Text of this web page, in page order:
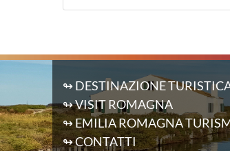
↬ DESTINAZIONE
↬ VISIT ROMAGNA
↬ EMILIA ROMAGNA
↬ CONTATTI